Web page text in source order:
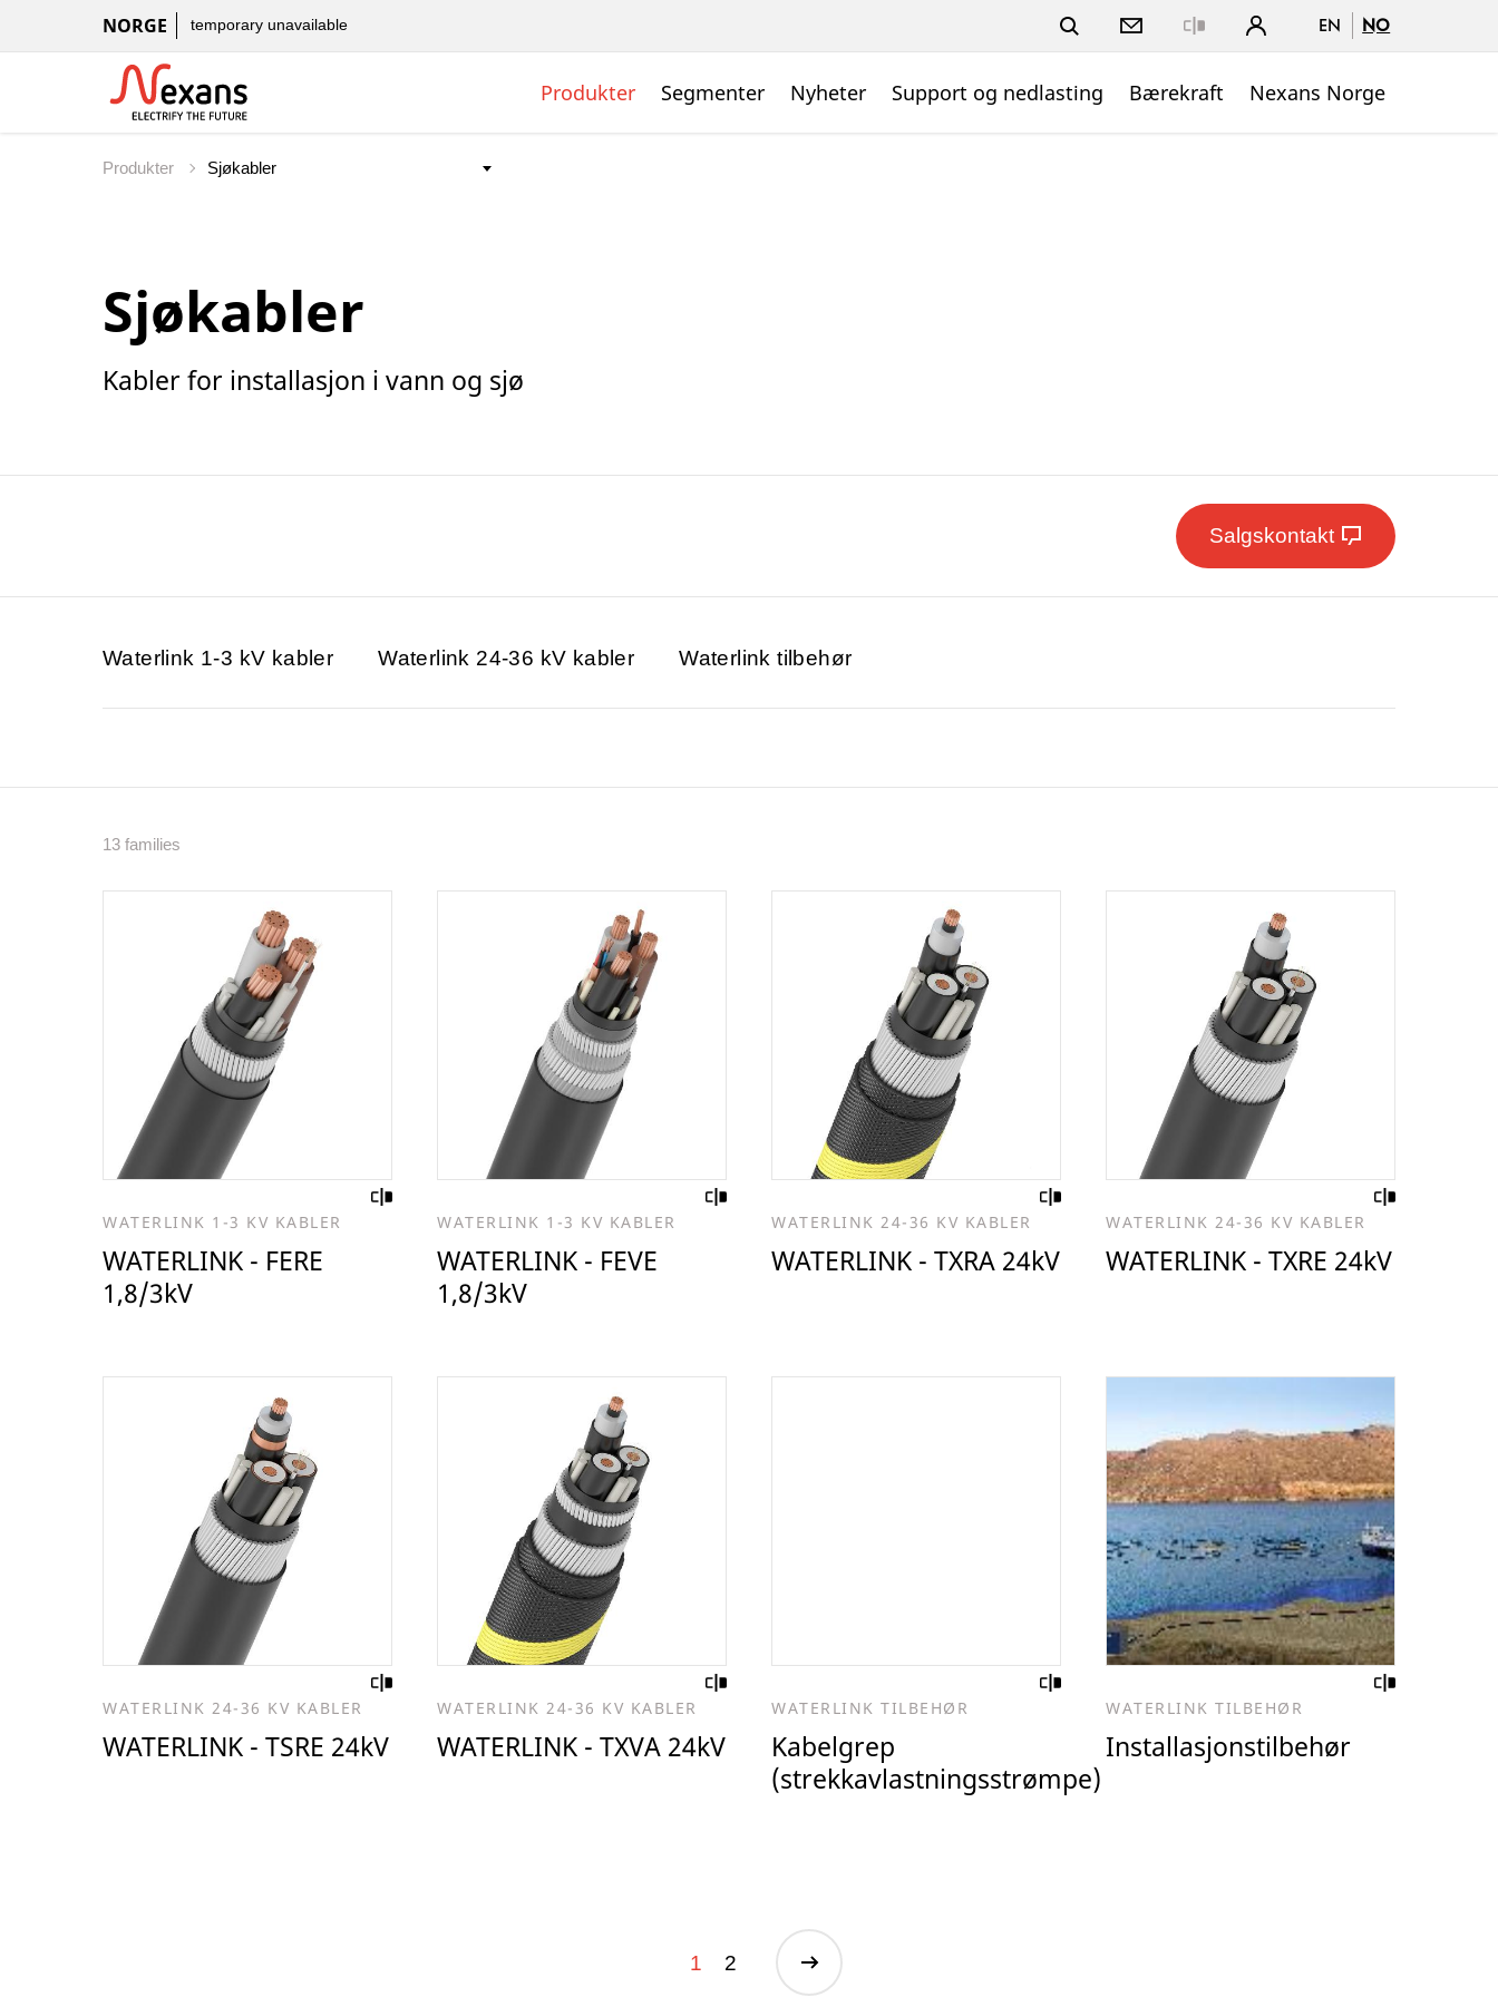
NORGE temporary unavailable EN NO
Produkter Segmenter Nyheter Support og nedlasting Bærekraft Nexans Norge
Produkter
Sjøkabler
Kabler for installasjon i vann og sjø
Salgskontakt
Waterlink 1-3 kV kabler Waterlink 24-36 kV kabler Waterlink tilbehør
13 families
WATERLINK 1-3 KV KABLER
WATERLINK - FERE
1,8/3kV
WATERLINK 1-3 KV KABLER
WATERLINK - FEVE
1,8/3kV
WATERLINK 24-36 KV KABLER
WATERLINK - TXRA 24kV
WATERLINK 24-36 KV KABLER
WATERLINK - TXRE 24kV
WATERLINK 24-36 KV KABLER
WATERLINK - TSRE 24kV
WATERLINK 24-36 KV KABLER
WATERLINK - TXVA 24kV
WATERLINK TILBEHØR
Kabelgrep
(strekkavlastningsstrømpe)
WATERLINK TILBEHØR
Installasjonstilbehør
1 2